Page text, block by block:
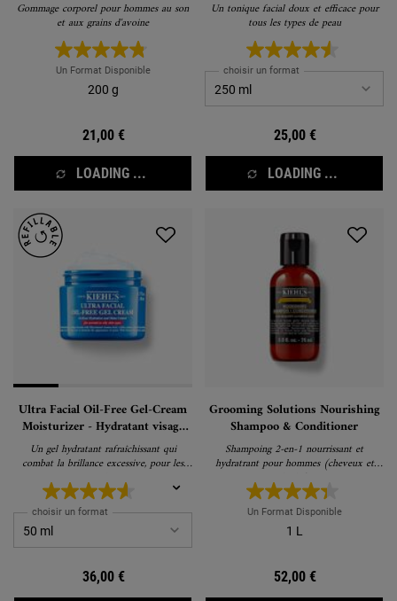
Gommage corporel pour hommes au son
et aux grains d'avoine
Un Format Disponible
200 g
21,00 €
LOADING ...
Un tonique facial doux et efficace pour
tous les types de peau
choisir un format
25,00 €
LOADING ...
Ultra Facial Oil-Free Gel-Cream
Moisturizer - Hydratant visage
anti-squames
Un gel hydratant rafraîchissant qui
combat la brillance excessive, pour les
peaux normales et grasses
choisir un format
36,00 €
Grooming Solutions Nourishing
Shampoo & Conditioner
Shampoing 2-en-1 nourrissant et
hydratrant pour hommes (cheveux et
barbe)
Un Format Disponible
1 L
52,00 €